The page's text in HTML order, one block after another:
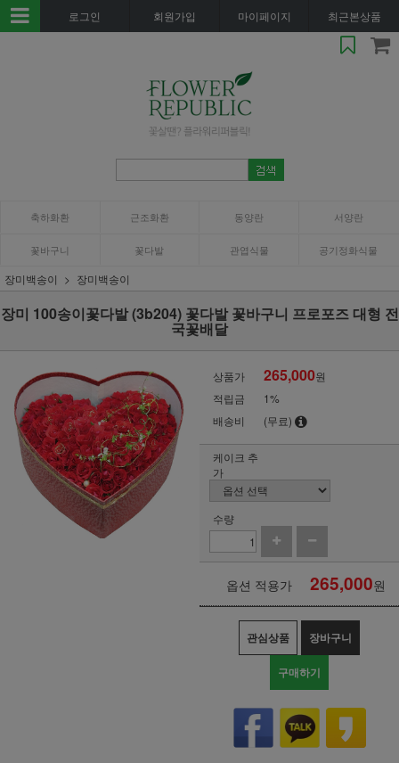
로그인 회원가입 마이페이지 최근본상품
축하화환 근조화환 동양란 서양란
꽃바구니 꽃다발 관엽식물 공기정화식물
장미백송이 장미백송이
장미 100송이꽃다발 (3b204) 꽃다발 꽃바구니 프로포즈 대형 전
국꽃배달
상품가 265,000원
적립금
1%
배송비
(무료)
케이크 추
가
수량
옵션 적용가 265,000원
관심상품 장바구니
구매하기